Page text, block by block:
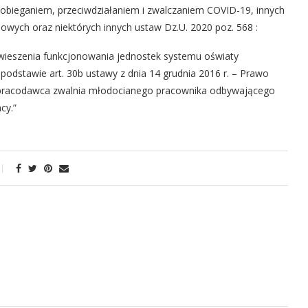
przeciwdziałaniem i zwalczaniem COVID-19, innych
oraz niektórych innych ustaw Dz.U. 2020 poz. 568 :
funkcjonowania jednostek systemu oświaty
art. 30b ustawy z dnia 14 grudnia 2016 r. – Prawo
zwalnia młodocianego pracownika odbywającego